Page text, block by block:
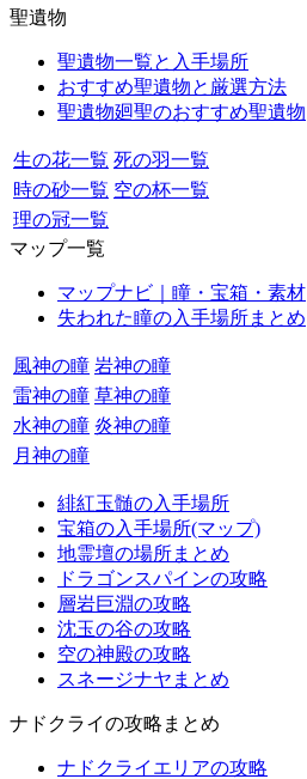
聖遺物
聖遺物一覧と入手場所
おすすめ聖遺物と厳選方法
聖遺物廻聖のおすすめ聖遺物
生の花一覧 死の羽一覧
時の砂一覧 空の杯一覧
理の冠一覧
マップ一覧
マップナビ｜瞳・宝箱・素材
失われた瞳の入手場所まとめ
風神の瞳 岩神の瞳
雷神の瞳 草神の瞳
水神の瞳 炎神の瞳
月神の瞳
緋紅玉髄の入手場所
宝箱の入手場所(マップ)
地霊壇の場所まとめ
ドラゴンスパインの攻略
層岩巨淵の攻略
沈玉の谷の攻略
空の神殿の攻略
スネージナヤまとめ
ナドクライの攻略まとめ
ナドクライエリアの攻略